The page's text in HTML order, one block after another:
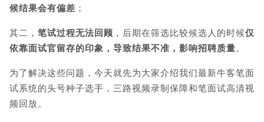
候结果会有偏差 ；
其二， 笔试过程无法回顾 ，后期在筛选比较候选人的时候仅
依靠面试官留存的印象，导致结果不准，影响招聘质量。
为了解决这些问题，今天就先为大家介绍我们最新牛客笔面
试系统的头号种子选手，三路视频录制保障和笔面试高清视
频回放。